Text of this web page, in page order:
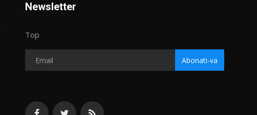
Newsletter
Top
Abonati-va